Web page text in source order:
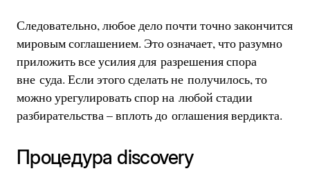
Следовательно, любое дело почти точно закончится
мировым соглашением. Это означает, что разумно
приложить все усилия для разрешения спора
вне суда. Если этого сделать не получилось, то
можно урегулировать спор на любой стадии
разбирательства – вплоть до оглашения вердикта.
Процедура discovery